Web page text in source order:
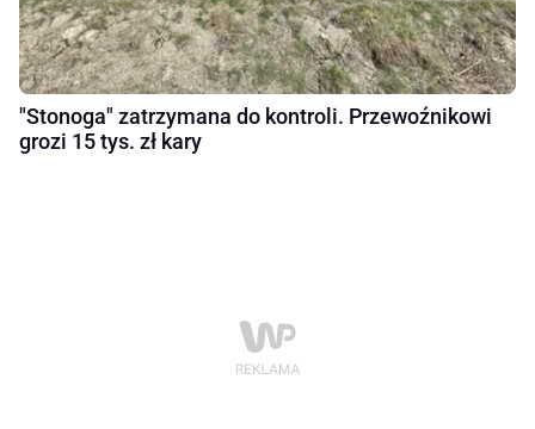
"Stonoga" zatrzymana do kontroli. Przewoźnikowi
grozi 15 tys. zł kary